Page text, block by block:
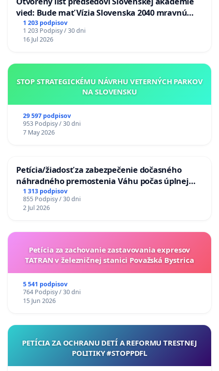
vied: Bude mať Vízia Slovenska 2040 mravnú
chrbticu?
1 203 podpisov
1 203 Podpisy / 30 dni
16 Jul 2026
STOP STRATEGICKÉMU NÁVRHU VETERNÝCH PARKOV
NA SLOVENSKU
29 597 podpisov
953 Podpisy / 30 dni
7 May 2026
Petícia/žiadosť za zabezpečenie dočasného
náhradného premostenia Váhu počas úplnej
uzávery Vážskeho mosta v Komárne
1 313 podpisov
855 Podpisy / 30 dni
2 Jul 2026
Petícia za zachovanie zastavovania expresov
TATRAN v železničnej stanici Považská Bystrica
5 541 podpisov
764 Podpisy / 30 dni
15 Jun 2026
PETÍCIA ZA OCHRANU DETÍ A REFORMU TRESTNEJ
POLITIKY #STOPPDFL